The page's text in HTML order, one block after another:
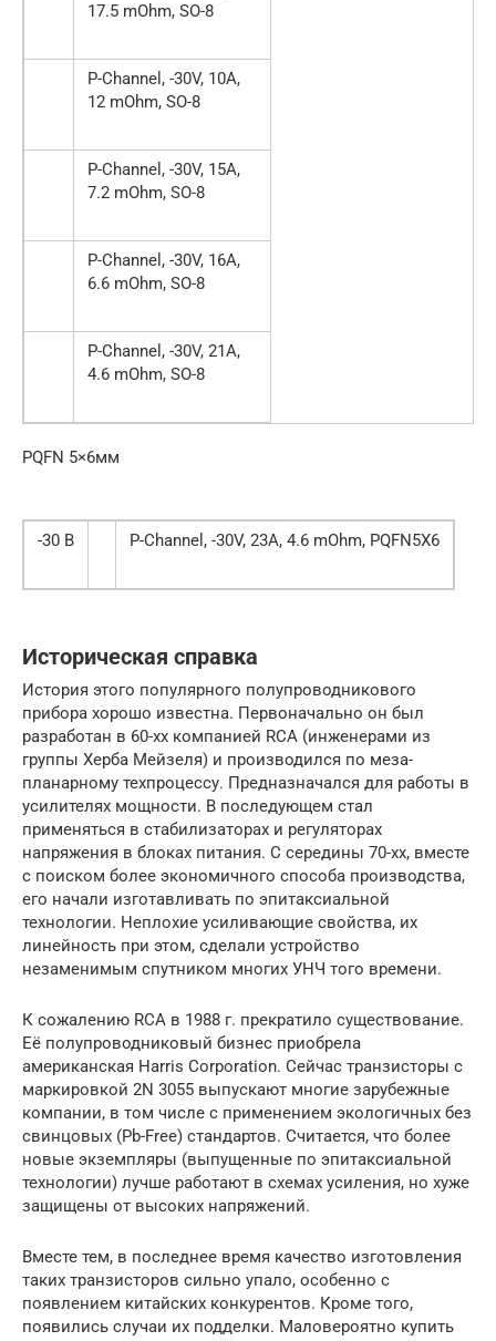
17.5 mOhm, SO-8
P-Channel, -30V, 10A,
12 mOhm, SO-8
P-Channel, -30V, 15A,
7.2 mOhm, SO-8
P-Channel, -30V, 16A,
6.6 mOhm, SO-8
P-Channel, -30V, 21A,
4.6 mOhm, SO-8
PQFN 5×6мм
-30 В P-Channel, -30V, 23A, 4.6 mOhm, PQFN5X6
Историческая справка
История этого популярного полупроводникового
прибора хорошо известна. Первоначально он был
разработан в 60-хх компанией RCA (инженерами из
группы Херба Мейзеля) и производился по меза-
планарному техпроцессу. Предназначался для работы в
усилителях мощности. В последующем стал
применяться в стабилизаторах и регуляторах
напряжения в блоках питания. С середины 70-xx, вместе
с поиском более экономичного способа производства,
его начали изготавливать по эпитаксиальной
технологии. Неплохие усиливающие свойства, их
линейность при этом, cделали устройство
незаменимым спутником многих УНЧ того времени.
К сожалению RCA в 1988 г. прекратило существование.
Её полупроводниковый бизнес приобрела
американская Harris Corporation. Сейчас транзисторы с
маркировкой 2N 3055 выпускают многие зарубежные
компании, в том числе с применением экологичных без
свинцовых (Pb-Free) стандартов. Считается, что более
новые экземпляры (выпущенные по эпитаксиальной
технологии) лучше работают в схемах усиления, но хуже
защищены от высоких напряжений.
Вместе тем, в последнее время качество изготовления
таких транзисторов сильно упало, особенно с
появлением китайских конкурентов. Кроме того,
появились случаи их подделки. Маловероятно купить